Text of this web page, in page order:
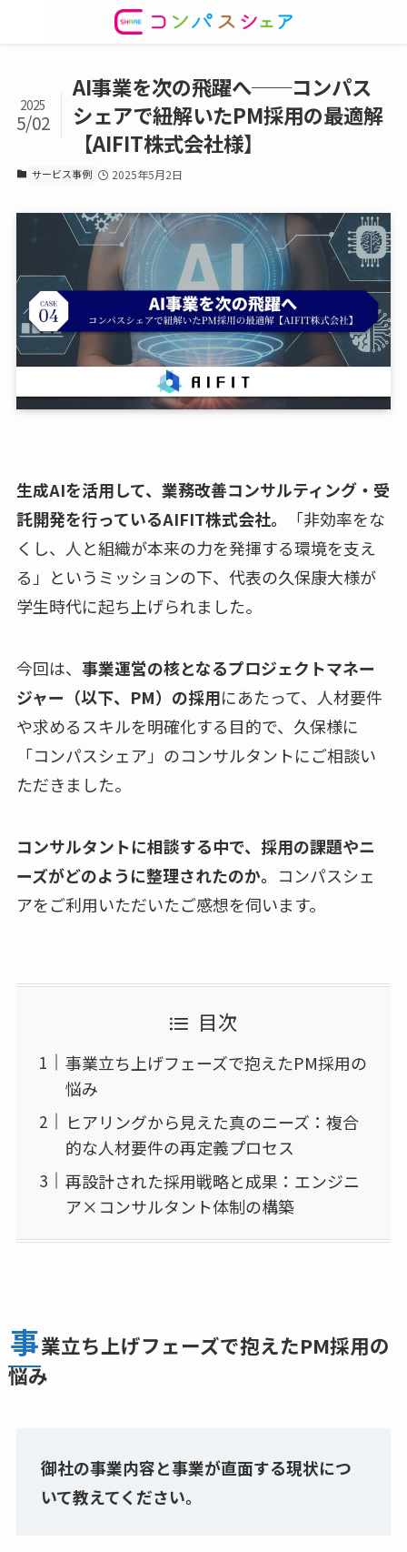
AI事業を次の飛躍へ──コンパス
シェアで紐解いたPM採用の最適解
【AIFIT株式会社様】
2025
5/02
サービス事例 2025年5月2日
生成AIを活用して、業務改善コンサルティング・受
託開発を行っているAIFIT株式会社。
「非効率をな
くし、人と組織が本来の力を発揮する環境を支え
る」というミッションの下、代表の久保康大様が
学生時代に起ち上げられました。
今回は、 事業運営の核となるプロジェクトマネー
ジャー（以下、PM）の採用にあたって、人材要件
や求めるスキルを明確化する目的で、久保様に
「コンパスシェア」のコンサルタントにご相談い
ただきました。
コンサルタントに相談する中で、採用の課題やニ
ーズがどのように整理されたのか。 コンパスシェ
アをご利用いただいたご感想を伺います。
目次
事業立ち上げフェーズで抱えたPM採用の
悩み
ヒアリングから見えた真のニーズ：複合
的な人材要件の再定義プロセス
再設計された採用戦略と成果：エンジニ
ア×コンサルタント体制の構築
事業立ち上げフェーズで抱えたPM採用の
悩み
御社の事業内容と事業が直面する現状につ
いて教えてください。